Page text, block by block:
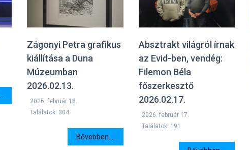
Zágonyi Petra grafikus
kiállítása a Duna
Múzeumban
2026.02.13.
2026. február 18.
Találatok: 304
Bővebben ...
Absztrakt világról írnak
az Evid-ben, vendég:
Filemon Béla
főszerkesztő
2026.02.17.
2026. február 17.
Találatok: 191